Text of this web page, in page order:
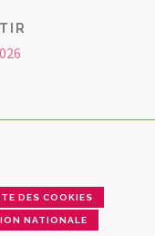
DES COOKIES
NATIONALE